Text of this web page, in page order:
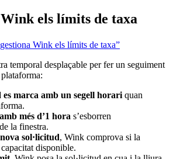
els límits de taxa
Wink els límits de taxa”
temporal desplaçable per fer un seguiment
es marca amb un segell horari quan
més d’1 hora s’esborren
la finestra.
sol·licitud, Wink comprova si la
disponible.